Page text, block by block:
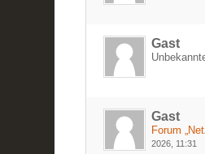
Gast
Gast
Forum
2026, 11:31